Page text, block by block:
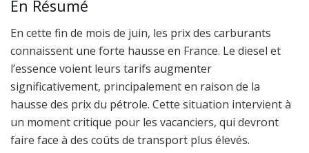
En Résumé
En cette fin de mois de juin, les prix des carburants
connaissent une forte hausse en France. Le diesel et
l’essence voient leurs tarifs augmenter
significativement, principalement en raison de la
hausse des prix du pétrole. Cette situation intervient à
un moment critique pour les vacanciers, qui devront
faire face à des coûts de transport plus élevés.